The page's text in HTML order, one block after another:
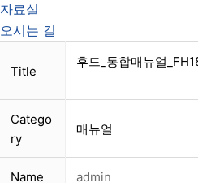
자료실
오시는 길
Title
후드_통합매뉴얼
Catego
ry
매뉴얼
Name admin